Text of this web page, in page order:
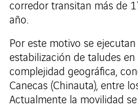
corredor transitan más de
año.
Por este motivo se
estabilización de taludes
complejidad geográfica,
Canecas (Chinauta), entre
Actualmente la movilidad